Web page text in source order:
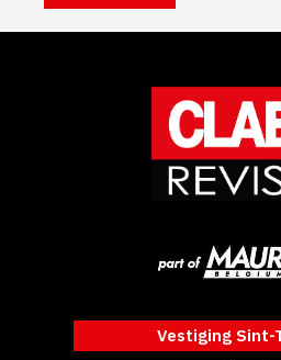
Vestiging Sint-